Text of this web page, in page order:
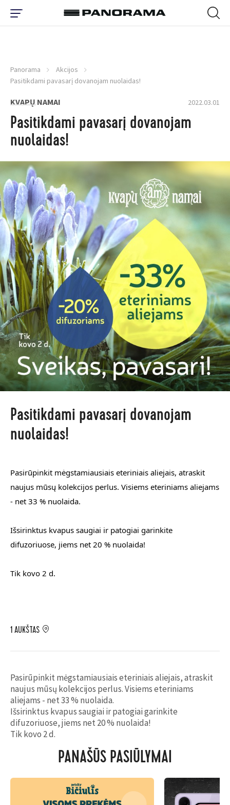
Panorama
Akcijos
Pasitikdami pavasarį dovanojam nuolaidas!
KVAPŲ NAMAI 2022.03.01
Pasitikdami pavasarį dovanojam
nuolaidas!
Pasitikdami pavasarį dovanojam
nuolaidas!
Pasirūpinkit mėgstamiausiais eteriniais aliejais, atraskit
naujus mūsų kolekcijos perlus. Visiems eteriniams aliejams
- net 33 % nuolaida.
difuzoriuose, jiems net 20 % nuolaida!
Tik kovo 2 d.
1 AUKŠTAS
Pasirūpinkit mėgstamiausiais eteriniais aliejais, atraskit
naujus mūsų kolekcijos perlus. Visiemseteriniams
aliejams - net 33 % nuolaida.
Išsirinktus kvapus saugiai ir patogiai garinkite
difuzoriuose, jiems net 20 % nuolaida!
Tik kovo 2 d.
PANAŠŪS PASIŪLYMAI